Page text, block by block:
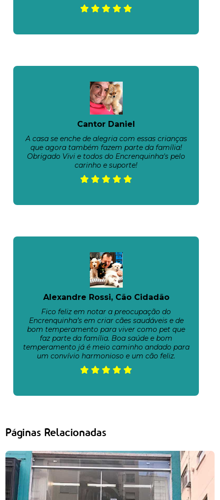
Cantor Daniel
A casa se enche de alegria com essas crianças
que agora também fazem parte da família!
Obrigado Vivi e todos do Encrenquinha's pelo
carinho e suporte!
Alexandre Rossi, Cão Cidadão
Fico feliz em notar a preocupação do
Encrenquinha’s em criar cães saudáveis e de
bom temperamento para viver como pet que
faz parte da família. Boa saúde e bom
temperamento já é meio caminho andado para
um convívio harmonioso e um cão feliz.
Páginas Relacionadas